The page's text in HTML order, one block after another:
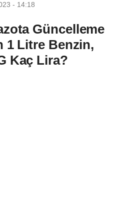
- 14:18
Güncelleme
1 Litre Benzin,
Kaç Lira?